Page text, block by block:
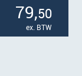
79,50
ex. BTW